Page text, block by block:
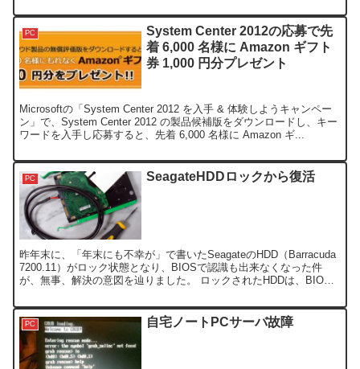
PC
System Center 2012の応募で先
着 6,000 名様に Amazon ギフト
券 1,000 円分プレゼント
Microsoftの「System Center 2012 を入手 & 体験しようキャンペー
ン」で、System Center 2012 の製品候補版をダウンロードし、キー
ワードを入手し応募すると、先着 6,000 名様に Amazon ギ...
PC SeagateHDDロックから復活
昨年末に、「年末にも不幸が」で書いたSeagateのHDD（Barracuda
7200.11）がロック状態となり、BIOSで認識も出来なくなった件
が、無事、解決の意図を辿りました。 ロックされたHDDは、BIOS
PC 自宅ノートPCサーバ故障